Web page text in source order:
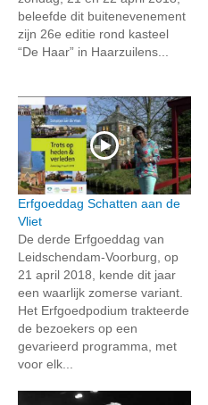
beleefde dit buitenevenement
zijn 26e editie rond kasteel
“De Haar” in Haarzuilens...
Erfgoeddag Schatten aan de
Vliet
De derde Erfgoeddag van
Leidschendam-Voorburg, op
21 april 2018, kende dit jaar
een waarlijk zomerse variant.
Het Erfgoedpodium trakteerde
de bezoekers op een
gevarieerd programma, met
voor elk...